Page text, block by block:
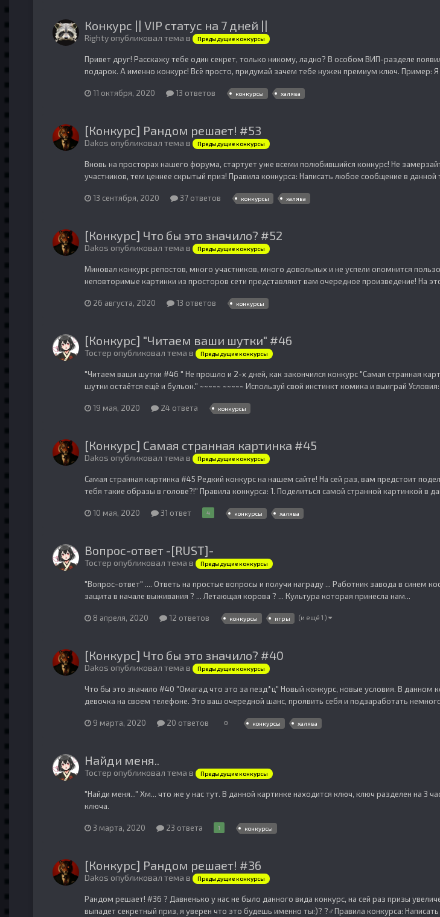
Конкурс || VIP статус на 7 дней ||
Righty опубликовал тема в Предыдущие конкурсы
Привет друг! Расскажу тебе один секрет, только никому, ладно? В особом ВИП-разделе
подарок. А именно конкурс! Всё просто, придумай зачем тебе нужен премиум ключ. Пример:
11 октября, 2020 13 ответов конкурсы халява
[Конкурс] Рандом решает! #53
Dakos опубликовал тема в Предыдущие конкурсы
Вновь на просторах нашего форума, стартует уже всеми полюбившийся конкурс! Не
участников, тем ценнее скрытый приз! Правила конкурса: Написать любое сообщение в
13 сентября, 2020 37 ответов конкурсы халява
[Конкурс] Что бы это значило? #52
Dakos опубликовал тема в Предыдущие конкурсы
Миновал конкурс репостов, много участников, много довольных и не успели опомнится
неповторимые картинки из просторов сети представляют вам очередное произведение! На
26 августа, 2020 13 ответов конкурсы
[Конкурс] "Читаем ваши шутки" #46
Тостер опубликовал тема в Предыдущие конкурсы
"Читаем ваши шутки #46 " Не прошло и 2-х дней, как закончился конкурс "Самая странная
шутки остаётся ещё и бульон." ~~~~~ ~~~~~ Используй свой инстинкт комика и выиграй
19 мая, 2020 24 ответа конкурсы
[Конкурс] Самая странная картинка #45
Dakos опубликовал тема в Предыдущие конкурсы
Самая странная картинка #45 Редкий конкурс на нашем сайте! На сей раз, вам предстоит
тебя такие образы в голове?!" Правила конкурса: 1. Поделиться самой странной картинкой в
10 мая, 2020 31 ответ 4 конкурсы халява
Вопрос-ответ -[RUST]-
Тостер опубликовал тема в Предыдущие конкурсы
"Вопрос-ответ" .... Ответь на простые вопросы и получи награду ... Работник завода в
защита в начале выживания ? ... Летающая корова ? ... Культура которая принесла нам...
8 апреля, 2020 12 ответов конкурсы игры (и ещё 1 )
[Конкурс] Что бы это значило? #40
Dakos опубликовал тема в Предыдущие конкурсы
Что бы это значило #40 "Омагад что это за пезд*ц" Новый конкурс, новые условия. В
девочка на своем телефоне. Это ваш очередной шанс, проявить себя и подзаработать
9 марта, 2020 20 ответов 0 конкурсы халява
Найди меня..
Тостер опубликовал тема в Предыдущие конкурсы
"Найди меня..." Хм... что же у нас тут. В данной картинке находится ключ, ключ разделен на 3
ключа.
3 марта, 2020 23 ответа 1 конкурсы
[Конкурс] Рандом решает! #36
Dakos опубликовал тема в Предыдущие конкурсы
Рандом решает! #36 ? Давненько у нас не было данного вида конкурс, на сей раз призы
выпадет секретный приз, я уверен что это будешь именно ты:)? ?‍♂️Прави ла конкурса: